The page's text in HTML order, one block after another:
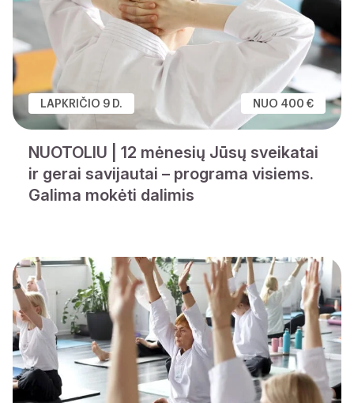
LAPKRIČIO 9 D. NUO 400 €
NUOTOLIU | 12 mėnesių Jūsų sveikatai
ir gerai savijautai – programa visiems.
Galima mokėti dalimis